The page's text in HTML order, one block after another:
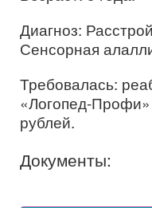
Диагноз:
Сенсорная
Требовалась:
«Логопед-
рублей.
Документы: